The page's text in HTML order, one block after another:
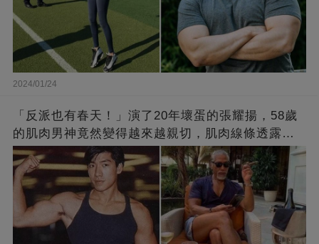
2024/01/24
「反派也有春天！」演了20年壞蛋的張耀揚，58歲
的肌肉男神竟然變得越來越親切，肌肉線條透露了
他的秘密！